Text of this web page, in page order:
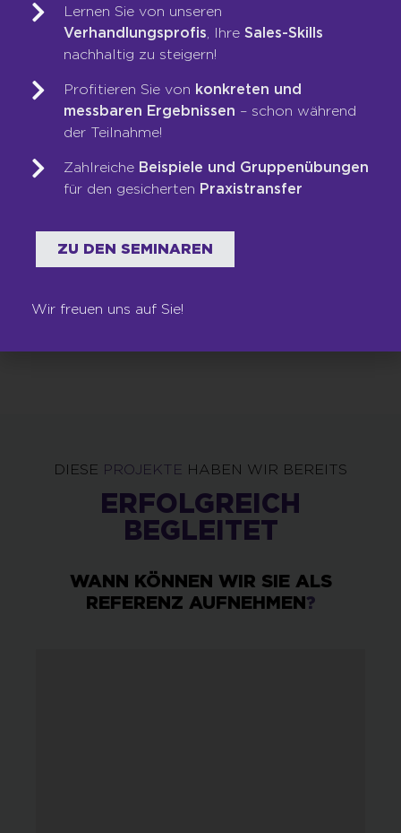
LinkedIn
Email
DIESE PROJEKTE HABEN WIR BEREITS
ERFOLGREICH
BEGLEITET
WANN KÖNNEN WIR SIE ALS
REFERENZ AUFNEHMEN?
Lernen Sie von unseren
Verhandlungsprofis, IhreSales-Skills
nachhaltig zu steigern!
Profitieren Sie von konkreten und
messbaren Ergebnissen – schon während
der Teilnahme!
Zahlreiche Beispiele und Gruppenübungen
für den gesicherten Praxistransfer
ZU DEN SEMINAREN
Wir freuen uns auf Sie!